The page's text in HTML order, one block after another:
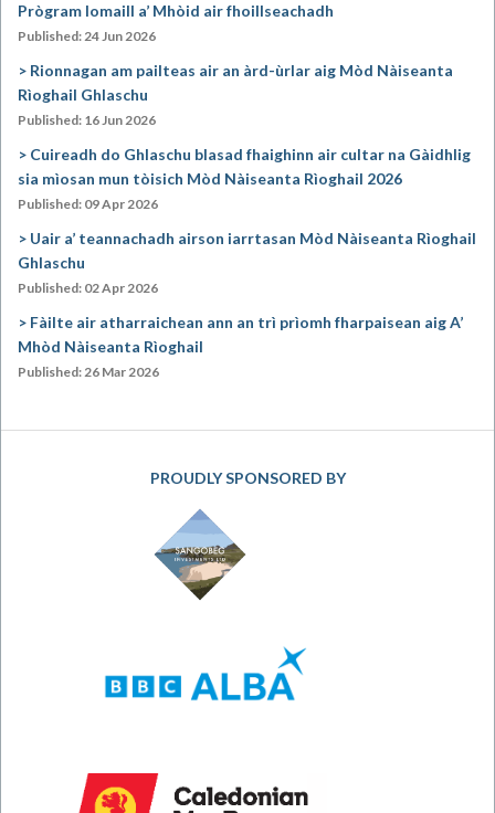
Prògram Iomaill a’ Mhòid air fhoillseachadh
Published: 24 Jun 2026
Rionnagan am pailteas air an àrd-ùrlar aig Mòd Nàiseanta
Rìoghail Ghlaschu
Published: 16 Jun 2026
Cuireadh do Ghlaschu blasad fhaighinn air cultar na Gàidhlig
sia mìosan mun tòisich Mòd Nàiseanta Rìoghail 2026
Published: 09 Apr 2026
Uair a’ teannachadh airson iarrtasan Mòd Nàiseanta Rìoghail
Ghlaschu
Published: 02 Apr 2026
Fàilte air atharraichean ann an trì prìomh fharpaisean aig A’
Mhòd Nàiseanta Rìoghail
Published: 26 Mar 2026
PROUDLY SPONSORED BY